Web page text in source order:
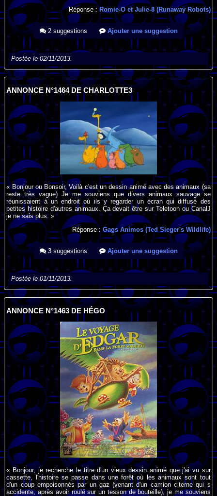
Réponse :Romie-O et Julie-8 (Runaway Robots)
2 suggestions Ajouter une suggestion
Postée le 02/11/2013.
ANNONCE N°1464 DE CHARLOTTE3
« Bonjour ou Bonsoir, Voilà c'est un dessin animé avec des animaux (sa
reste très vague) Je me souviens que divers animaux sauvage se
réunissaient à un endroit où ils y regarder un écran qui diffusé des
petites histoire d'autres animaux. Ça devait être sur Teletoon ou CanalJ
je ne sais plus. »
Réponse :Gags Animos (Ted Sieger's Wildlife)
3 suggestions Ajouter une suggestion
Postée le 01/11/2013.
ANNONCE N°1463 DE HÉGO
« Bonjour, je recherche le titre d'un vieux dessin animé que j'ai vu sur
cassette, l'histoire se passe dans une forêt où les animaux sont tout
d'un coup empoisonnés par un gaz (venant d'un camion citerne qui s
accidente, après avoir roulé sur un tesson de bouteille), je me souviens